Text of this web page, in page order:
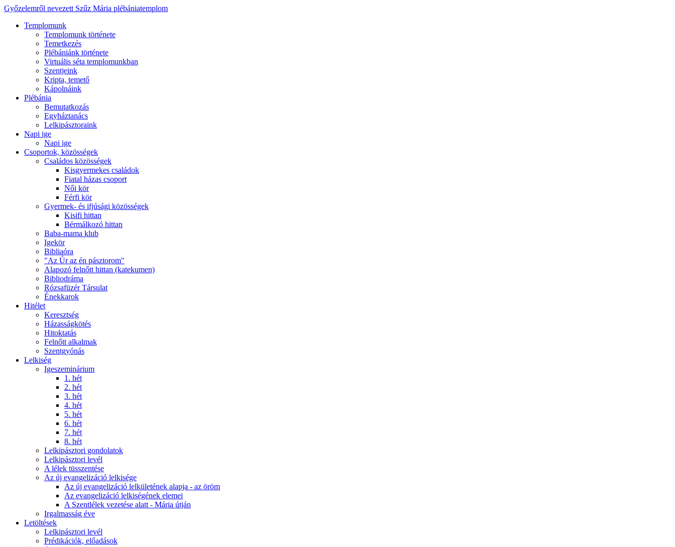
Győzelemről nevezett Szűz Mária plébániatemplom
Templomunk
Templomunk története
Temetkezés
Plébániánk története
Virtuális séta templomunkban
Szentjeink
Kripta, temető
Kápolnáink
Plébánia
Bemutatkozás
Egyháztanács
Lelkipásztoraink
Napi ige
Napi ige
Csoportok, közösségek
Családos közösségek
Kisgyermekes családok
Fiatal házas csoport
Női kör
Férfi kör
Gyermek- és ifjúsági közösségek
Kisifi hittan
Bérmálkozó hittan
Baba-mama klub
Igekör
Bibliaóra
"Az Úr az én pásztorom"
Alapozó felnőtt hittan (katekumen)
Bibliodráma
Rózsafüzér Társulat
Énekkarok
Hitélet
Keresztség
Házasságkötés
Hitoktatás
Felnőtt alkalmak
Szentgyónás
Lelkiség
Igeszeminárium
1. hét
2. hét
3. hét
4. hét
5. hét
6. hét
7. hét
8. hét
Lelkipásztori gondolatok
Lelkipásztori levél
A lélek tüsszentése
Az új evangelizáció lelkisége
Az új evangelizáció lelkületének alapja - az öröm
Az evangelizáció lelkiségének elemei
A Szentlélek vezetése alatt - Mária útján
Irgalmasság éve
Letöltések
Lelkipásztori levél
Prédikációk, előadások